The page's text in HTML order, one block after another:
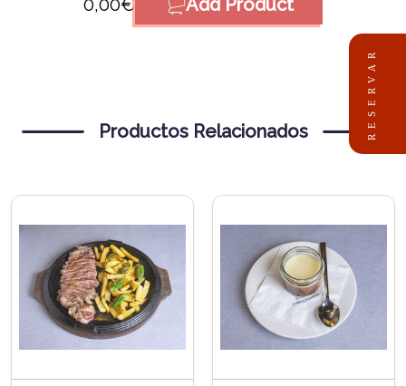
0,00€ Add Product
Productos Relacionados RESERVAR